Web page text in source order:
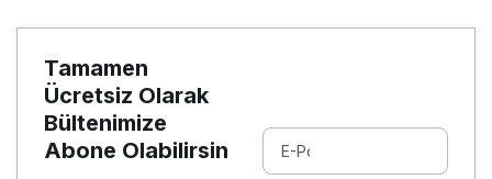
Tamamen
Ücretsiz Olarak
Bültenimize
Abone Olabilirsin